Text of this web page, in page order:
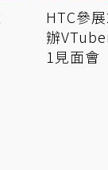
HTC參
辦
1見面會